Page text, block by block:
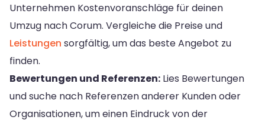
Unternehmen Kostenvoranschläge für deinen
Umzug nach Corum. Vergleiche die Preise und
Leistungen sorgfältig, um das beste Angebot zu
finden.
Bewertungen und Referenzen: Lies Bewertungen
und suche nach Referenzen anderer Kunden oder
Organisationen, um einen Eindruck von der